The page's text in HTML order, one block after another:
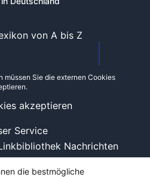
Service
Nachrichten
von A bis Z
müssen Sie die externen Cookies
akzeptieren
die bestmögliche